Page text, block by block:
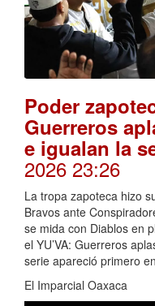
Poder
Guerreros
e igualan la
2026 23:26
La tropa zapoteca hizo
Bravos ante
se mida con Diablos en
el YU’VA: Guerreros
serie apareció primero
El Imparcial Oaxaca